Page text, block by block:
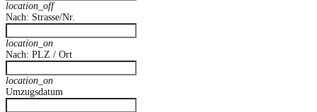
location_off
Nach: Strasse/Nr.
location_on
Nach: PLZ / Ort
location_on
Umzugsdatum